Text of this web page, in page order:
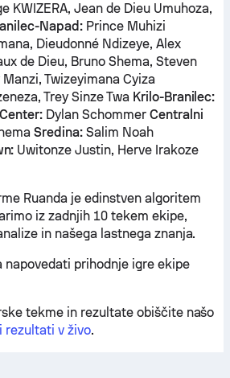
KWIZERA, Jean de Dieu Umuhoza,
Napad: Prince Muhizi
Dieudonné Ndizeye, Alex
de Dieu, Bruno Shema, Steven
Twizeyimana Cyiza
Trey Sinze Twa Krilo-Branilec:
Dylan Schommer Centralni
Sredina: Salim Noah
Uwitonze Justin, Herve Irakoze
Ruanda je edinstven algoritem
iz zadnjih 10 tekem ekipe,
in našega lastnega znanja.
napovedati prihodnje igre ekipe
tekme in rezultate obiščite našo
rezultati v živo.